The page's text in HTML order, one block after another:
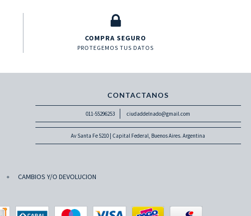
COMPRA SEGURO
PROTEGEMOS TUS DATOS
CONTACTANOS
011-55296253 ciudaddelnado@gmail.com
Av Santa Fe 5210 | Capital Federal, Buenos Aires. Argentina
CAMBIOS Y/O DEVOLUCION